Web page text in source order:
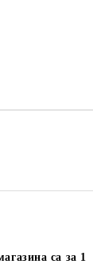
са за 1